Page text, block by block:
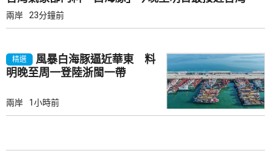
兩岸 23分鐘前
精選
風暴白海豚逼近華東 料
明晚至周一登陸浙閩一帶
兩岸 1小時前